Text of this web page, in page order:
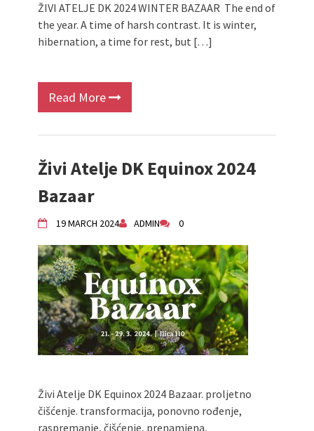
ŽIVI ATELJE DK 2024 WINTER BAZAAR The end of
the year. A time of harsh contrast. It is winter,
hibernation, a time for rest, but […]
Read More
Živi Atelje DK Equinox 2024
Bazaar
19 MARCH 2024 ADMIN 0
Živi Atelje DK Equinox 2024 Bazaar. proljetno
čišćenje. transformacija, ponovno rođenje,
raspremanje, čišćenje, prenamjena,